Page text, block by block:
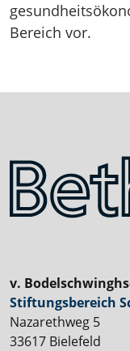
Bereich vor.
v.
Stiftungsbereich
Nazarethweg 5
33617 Bielefeld